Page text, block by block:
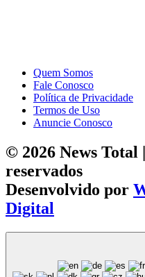
Quem Somos
Fale Conosco
Política de Privacidade
Termos de Uso
Anuncie Conosco
© 2026 News Total
reservados
Desenvolvido por
Digital